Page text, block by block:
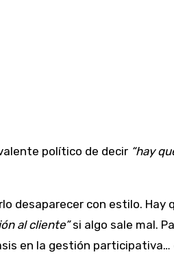
político de decir “hay
desaparecer con estilo.
al cliente”si algo sale mal.
en la gestión participativa…